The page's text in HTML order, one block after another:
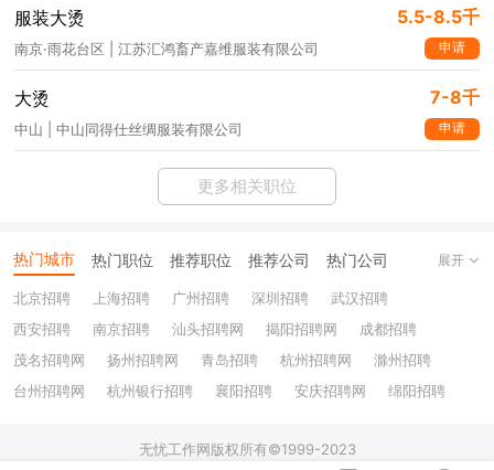
服装大烫 5.5-8.5千
南京·雨花台区 | 江苏汇鸿畜产嘉维服装有限公司 申请
大烫 7-8千
中山 | 中山同得仕丝绸服装有限公司 申请
更多相关职位
热门城市 热门职位 推荐职位 推荐公司 热门公司
北京招聘 上海招聘 广州招聘 深圳招聘
武汉招聘
西安招聘
南京招聘 汕头招聘网 揭阳招聘网
成都招聘
茂名招聘网
扬州招聘网 青岛招聘 杭州招聘网
滁州招聘
台州招聘网
杭州银行招聘 襄阳招聘 安庆招聘网
绵阳招聘
上饶招聘网
展开
无忧工作网版权所有©1999-2023